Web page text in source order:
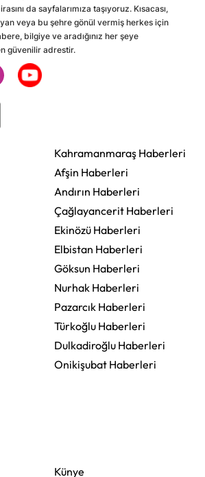
da sayfalarımıza taşıyoruz. Kısacası,
veya bu şehre gönül vermiş herkes için
bilgiye ve aradığınız her şeye
güvenilir adrestir.
Kahramanmaraş Haberleri
Afşin Haberleri
Andırın Haberleri
Çağlayancerit Haberleri
Ekinözü Haberleri
Elbistan Haberleri
Göksun Haberleri
Nurhak Haberleri
Pazarcık Haberleri
Türkoğlu Haberleri
Dulkadiroğlu Haberleri
Onikişubat Haberleri
Künye